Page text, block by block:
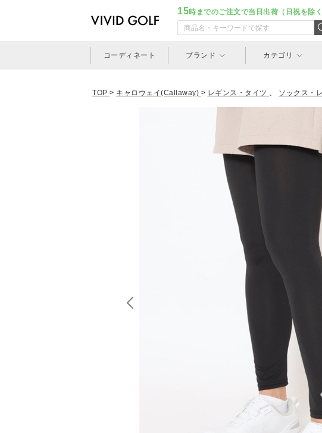
15時までのご注文で当日出荷（日祝を除く
コーディネート ブランド カテゴリ
TOP > キャロウェイ(Callaway) > レギンス・タイツ 、 ソックス・